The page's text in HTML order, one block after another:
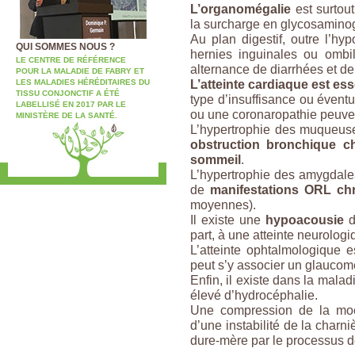
QUI SOMMES NOUS ?
LE CENTRE DE RÉFÉRENCE
POUR LA MALADIE DE FABRY ET
LES MALADIES HÉRÉDITAIRES DU
TISSU CONJONCTIF A ÉTÉ
LABELLISÉ EN 2017 PAR LE
MINISTÈRE DE LA SANTÉ.
L’organomégalie est
la surcharge en
Au plan digestif, outre
hernies inguinales ou
alternance de diarrhées et
L’atteinte cardiaque est
type d’insuffisance ou
ou une coronaropathie
L’hypertrophie des
obstruction bronchique
sommeil.
L’hypertrophie des
de manifestations ORL
moyennes).
Il existe une hypoacousie
part, à une atteinte
L’atteinte ophtalmologique
peut s’y associer un
Enfin, il existe dans la
élevé d’hydrocéphalie.
Une compression de la
d’une instabilité de la
dure-mère par le processus